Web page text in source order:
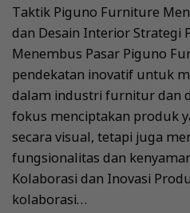
Taktik Piguno Furniture
dan Desain Interior Strategi
Menembus Pasar Piguno
pendekatan inovatif untuk
dalam industri furnitur dan
fokus menciptakan produk
secara visual, tetapi juga
fungsionalitas dan
Kolaborasi dan Inovasi
kolaborasi…